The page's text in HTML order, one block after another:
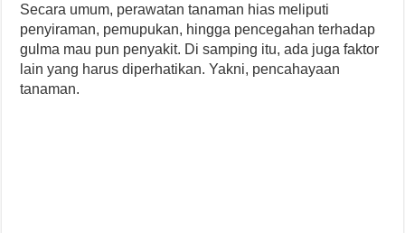
Secara umum, perawatan tanaman hias meliputi
penyiraman, pemupukan, hingga pencegahan terhadap
gulma mau pun penyakit. Di samping itu, ada juga faktor
lain yang harus diperhatikan. Yakni, pencahayaan
tanaman.